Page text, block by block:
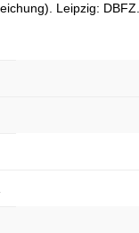
Leipzig: